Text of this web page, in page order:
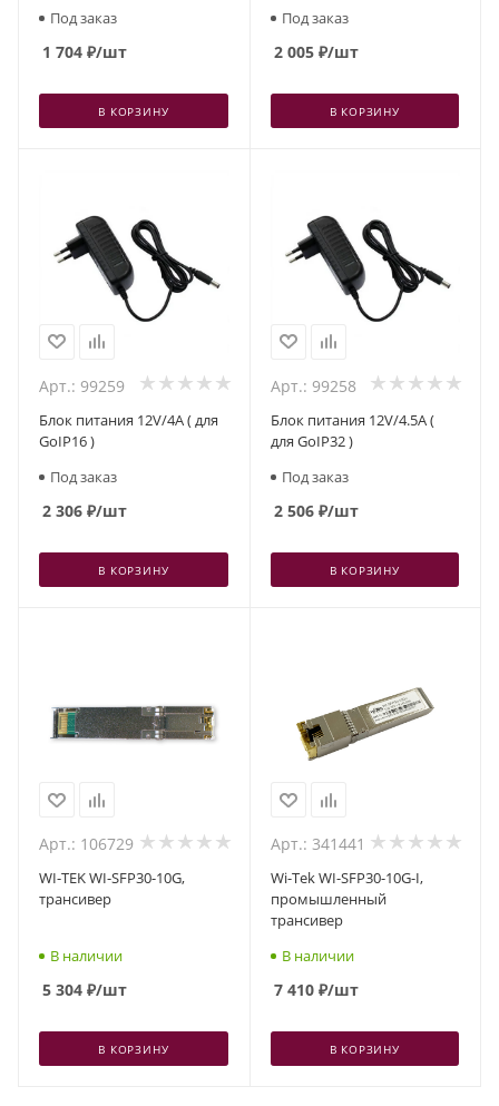
Под заказ
1 704 ₽/шт
В КОРЗИНУ
Под заказ
2 005₽/шт
В КОРЗИНУ
Арт.: 99259
Блок питания 12V/4A ( для
GoIP16 )
Под заказ
2 306 ₽/шт
В КОРЗИНУ
Арт.: 99258
Блок питания 12V/4.5A (
для GoIP32 )
Под заказ
2 506₽/шт
В КОРЗИНУ
Арт.: 106729
WI-TEK WI-SFP30-10G,
трансивер
В наличии
5 304 ₽/шт
В КОРЗИНУ
Арт.: 341441
Wi-Tek WI-SFP30-10G-I,
промышленный
трансивер
В наличии
7 410₽/шт
В КОРЗИНУ